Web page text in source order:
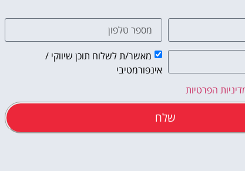
מאשר/ת לשלוח תוכן שיווקי /
אינפורמטיבי
הפרטיות
שלח